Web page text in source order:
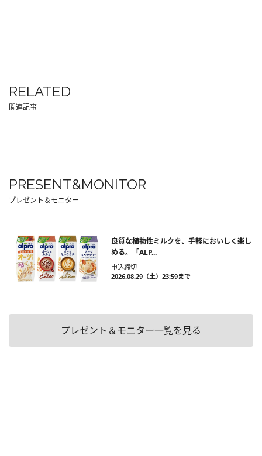
RELATED
関連記事
PRESENT&MONITOR
プレゼント＆モニター
良質な植物性ミルクを、手軽においしく楽し
める。「ALP...
申込締切
2026.08.29（土）23:59まで
プレゼント＆モニター一覧を見る